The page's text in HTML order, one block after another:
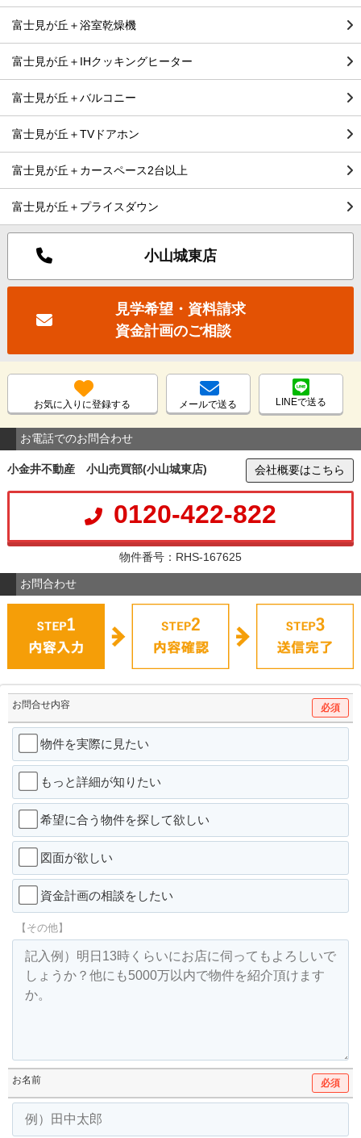
富士見が丘＋浴室乾燥機
富士見が丘＋IHクッキングヒーター
富士見が丘＋バルコニー
富士見が丘＋TVドアホン
富士見が丘＋カースペース2台以上
富士見が丘＋プライスダウン
小山城東店
見学希望・資料請求
資金計画のご相談
お気に入りに登録する メールで送る LINEで送る
お電話でのお問合わせ
小金井不動産 小山売買部(小山城東店) 会社概要はこちら
0120-422-822
物件番号：RHS-167625
お問合わせ
お問合せ内容 必須
物件を実際に見たい
もっと詳細が知りたい
希望に合う物件を探して欲しい
図面が欲しい
資金計画の相談をしたい
【その他】
お名前 必須